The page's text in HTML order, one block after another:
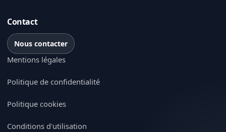
Contact
Nous contacter
Mentions légales
Politique de confidentialité
Politique cookies
Conditions d'utilisation